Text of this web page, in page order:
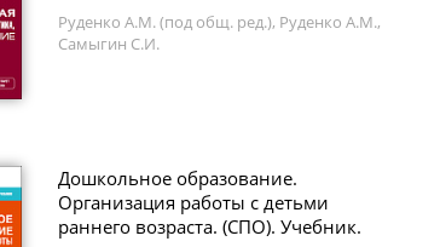
Руденко А.М. (под общ. ред.), Руденко А.М.,
Самыгин С.И.
Дошкольное образование.
Организация работы с детьми
раннего возраста. (СПО). Учебник.